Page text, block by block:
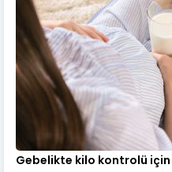
Gebelikte kilo kontrolü